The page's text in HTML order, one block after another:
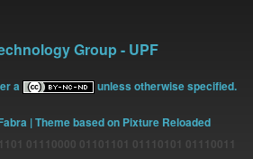
Group - UPF
a unless otherwise specified.
| Theme based on Pixture Reloaded
01110000 01101101 01110101 01110011